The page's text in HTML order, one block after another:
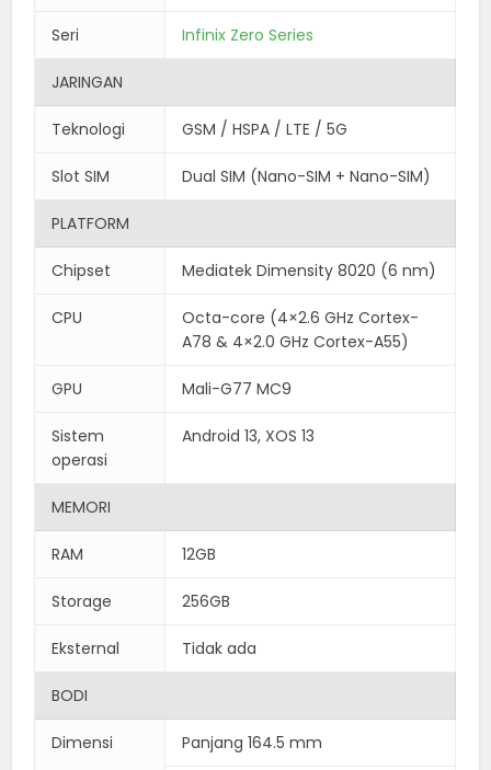
Seri Infinix Zero Series
JARINGAN
Teknologi GSM / HSPA / LTE / 5G
Slot SIM Dual SIM (Nano-SIM + Nano-SIM)
PLATFORM
Chipset Mediatek Dimensity 8020 (6 nm)
CPU
Octa-core (4×2.6 GHz Cortex-
A78 & 4×2.0 GHz Cortex-A55)
GPU Mali-G77 MC9
Sistem
operasi
Android 13, XOS 13
MEMORI
RAM 12GB
Storage 256GB
Eksternal Tidak ada
BODI
Dimensi Panjang 164.5 mm